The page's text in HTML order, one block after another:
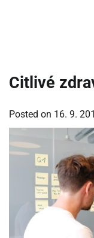
Citlivé
Posted on 16. 9.